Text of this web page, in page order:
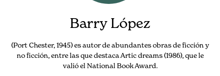
Barry López
(Port Chester, 1945) es autor de abundantes obras de ficción y
no ficción, entre las que destaca Artic dreams (1986), que le
valió el National Book Award.